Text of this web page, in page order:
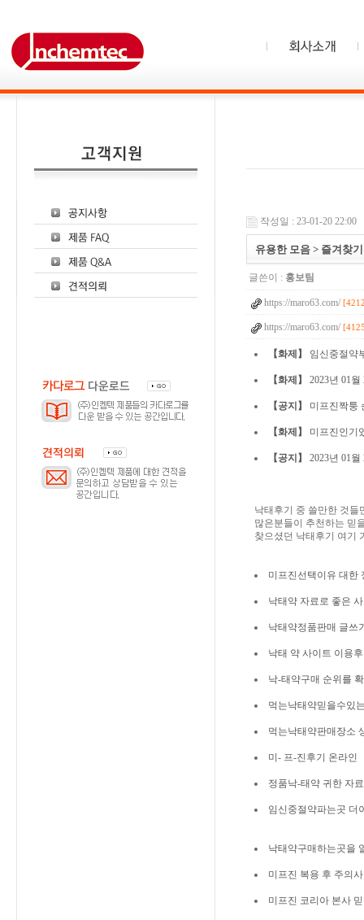
작성일 : 23-01-20 22:00
유용한 모음 > 즐겨찾
글쓴이 : 홍보팀
https://maro63.com/
https://maro63.com/
【화제】 임신중절약
【화제】 2023년 01
【공지】 미프진짝퉁
【화제】 미프진인기
【공지】 2023년 01
낙태후기 중 쓸만한 것들
많은분들이 추천하는 믿
찾으셨던 낙태후기 여기
미프진선택이유 대한
낙태약 자료로 좋은
낙태약정품판매 글쓰
낙태 약 사이트 이용
낙-태약구매 순위를
먹는낙태약믿을수있
먹는낙태약판매장소
미- 프-진후기 온라인
정품낙-태약 귀한 자
임신중절약파는곳 더
낙태약구매하는곳을
미프진 복용 후 주의
미프진 코리아 본사